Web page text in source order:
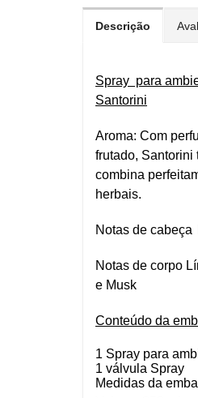
Descrição
Spray para
Santorini
Aroma: Com
frutado, Santorini
combina
herbais.
Notas de
Notas de corpo
e Musk
Conteúdo da
1 Spray para
1 válvula Spray
Medidas da